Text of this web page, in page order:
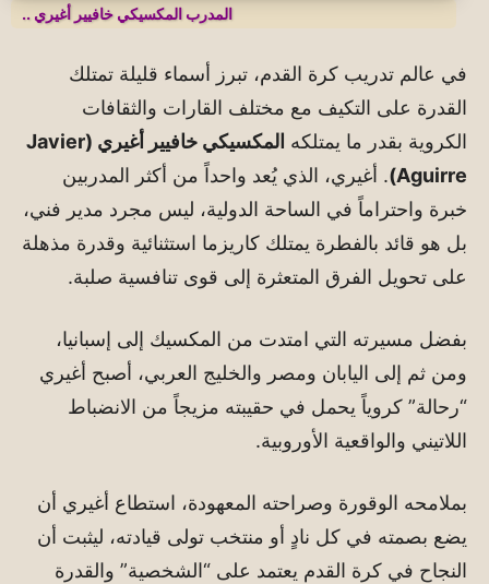
المدرب ​المكسيكي خافيير أغيري ..
في عالم تدريب كرة القدم، تبرز أسماء قليلة تمتلك
القدرة على التكيف مع مختلف القارات والثقافات
الكروية بقدر ما يمتلكه
المكسيكي خافيير أغيري (Javier
Aguirre) . أغيري، الذي يُعد واحداً من أكثر المدربين
خبرة واحتراماً في الساحة الدولية، ليس مجرد مدير فني،
بل هو قائد بالفطرة يمتلك كاريزما استثنائية وقدرة مذهلة
على تحويل الفرق المتعثرة إلى قوى تنافسية صلبة.
بفضل مسيرته التي امتدت من المكسيك إلى إسبانيا،
ومن ثم إلى اليابان ومصر والخليج العربي، أصبح أغيري
“رحالة” كروياً يحمل في حقيبته مزيجاً من الانضباط
اللاتيني والواقعية الأوروبية.
بملامحه الوقورة وصراحته المعهودة، استطاع أغيري أن
يضع بصمته في كل نادٍ أو منتخب تولى قيادته، ليثبت أن
النجاح في كرة القدم يعتمد على “الشخصية” والقدرة